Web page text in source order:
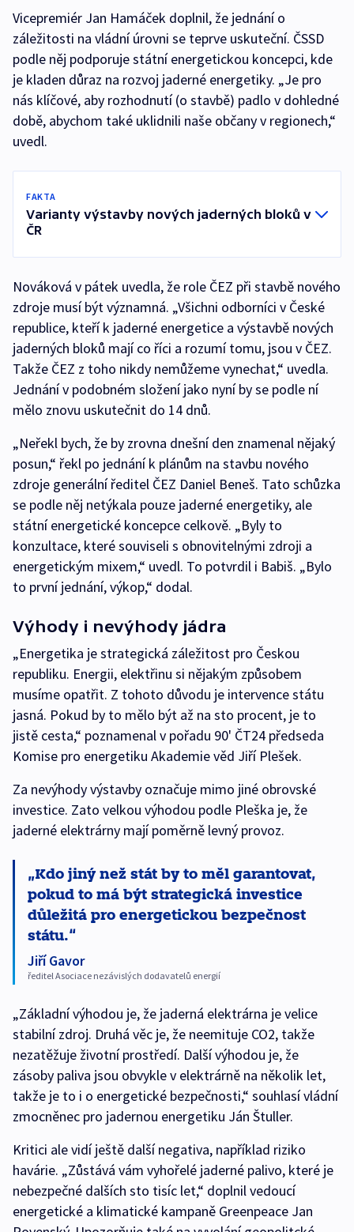
Vicepremiér Jan Hamáček doplnil, že jednání o
záležitosti na vládní úrovni se teprve uskuteční. ČSSD
podle něj podporuje státní energetickou koncepci, kde
je kladen důraz na rozvoj jaderné energetiky. „Je pro
nás klíčové, aby rozhodnutí (o stavbě) padlo v dohledné
době, abychom také uklidnili naše občany v regionech,“
uvedl.
FAKTA
Varianty výstavby nových jaderných bloků v
ČR
Nováková v pátek uvedla, že role ČEZ při stavbě nového
zdroje musí být významná. „Všichni odborníci v České
republice, kteří k jaderné energetice a výstavbě nových
jaderných bloků mají co říci a rozumí tomu, jsou v ČEZ.
Takže ČEZ z toho nikdy nemůžeme vynechat,“ uvedla.
Jednání v podobném složení jako nyní by se podle ní
mělo znovu uskutečnit do 14 dnů.
„Neřekl bych, že by zrovna dnešní den znamenal nějaký
posun,“ řekl po jednání k plánům na stavbu nového
zdroje generální ředitel ČEZ Daniel Beneš. Tato schůzka
se podle něj netýkala pouze jaderné energetiky, ale
státní energetické koncepce celkově. „Byly to
konzultace, které souviseli s obnovitelnými zdroji a
energetickým mixem,“ uvedl. To potvrdil i Babiš. „Bylo
to první jednání, výkop,“ dodal.
Výhody i nevýhody jádra
„Energetika je strategická záležitost pro Českou
republiku. Energii, elektřinu si nějakým způsobem
musíme opatřit. Z tohoto důvodu je intervence státu
jasná. Pokud by to mělo být až na sto procent, je to
jistě cesta,“ poznamenal v pořadu 90' ČT24 předseda
Komise pro energetiku Akademie věd Jiří Plešek.
Za nevýhody výstavby označuje mimo jiné obrovské
investice. Zato velkou výhodou podle Pleška je, že
jaderné elektrárny mají poměrně levný provoz.
Kdo jiný než stát by to měl garantovat,
pokud to má být strategická investice
důležitá pro energetickou bezpečnost
státu.
Jiří Gavor
ředitel Asociace nezávislých dodavatelů energií
„Základní výhodou je, že jaderná elektrárna je velice
stabilní zdroj. Druhá věc je, že neemituje CO2, takže
nezatěžuje životní prostředí. Další výhodou je, že
zásoby paliva jsou obvykle v elektrárně na několik let,
takže je to i o energetické bezpečnosti,“ souhlasí vládní
zmocněnec pro jadernou energetiku Ján Štuller.
Kritici ale vidí ještě další negativa, například riziko
havárie. „Zůstává vám vyhořelé jaderné palivo, které je
nebezpečné dalších sto tisíc let,“ doplnil vedoucí
energetické a klimatické kampaně Greenpeace Jan